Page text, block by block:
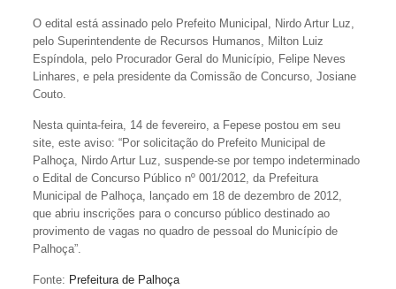
O edital está assinado pelo Prefeito Municipal, Nirdo Artur Luz,
pelo Superintendente de Recursos Humanos, Milton Luiz
Espíndola, pelo Procurador Geral do Município, Felipe Neves
Linhares, e pela presidente da Comissão de Concurso, Josiane
Couto.
Nesta quinta-feira, 14 de fevereiro, a Fepese postou em seu
site, este aviso: “Por solicitação do Prefeito Municipal de
Palhoça, Nirdo Artur Luz, suspende-se por tempo indeterminado
o Edital de Concurso Público nº 001/2012, da Prefeitura
Municipal de Palhoça, lançado em 18 de dezembro de 2012,
que abriu inscrições para o concurso público destinado ao
provimento de vagas no quadro de pessoal do Município de
Palhoça”.
Fonte: Prefeitura de Palhoça